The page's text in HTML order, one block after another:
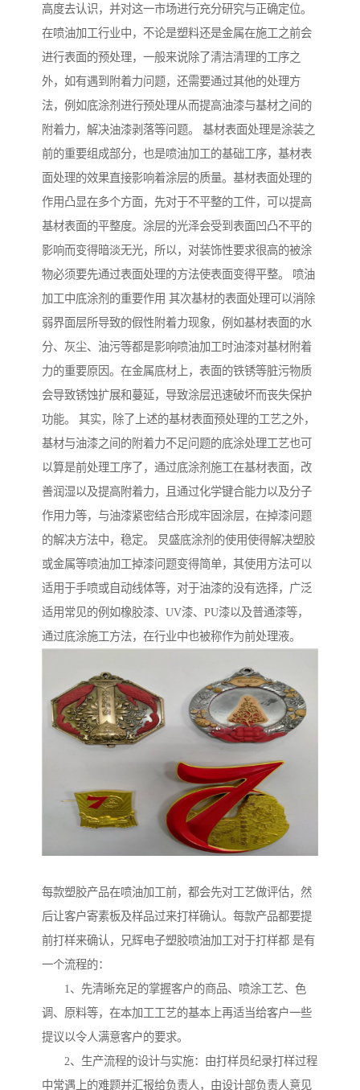
高度去认识，并对这一市场进行充分研究与正确定位。
在喷油加工行业中，不论是塑料还是金属在施工之前会
进行表面的预处理，一般来说除了清洁清理的工序之
外，如有遇到附着力问题，还需要通过其他的处理方
法，例如底涂剂进行预处理从而提高油漆与基材之间的
附着力，解决油漆剥落等问题。 基材表面处理是涂装之
前的重要组成部分，也是喷油加工的基础工序，基材表
面处理的效果直接影响着涂层的质量。基材表面处理的
作用凸显在多个方面，先对于不平整的工件，可以提高
基材表面的平整度。涂层的光泽会受到表面凹凸不平的
影响而变得暗淡无光，所以，对装饰性要求很高的被涂
物必须要先通过表面处理的方法使表面变得平整。 喷油
加工中底涂剂的重要作用 其次基材的表面处理可以消除
弱界面层所导致的假性附着力现象，例如基材表面的水
分、灰尘、油污等都是影响喷油加工时油漆对基材附着
力的重要原因。在金属底材上，表面的铁锈等脏污物质
会导致锈蚀扩展和蔓延，导致涂层迅速破坏而丧失保护
功能。 其实，除了上述的基材表面预处理的工艺之外，
基材与油漆之间的附着力不足问题的底涂处理工艺也可
以算是前处理工序了，通过底涂剂施工在基材表面，改
善润湿以及提高附着力，且通过化学键合能力以及分子
作用力等，与油漆紧密结合形成牢固涂层，在掉漆问题
的解决方法中，稳定。 炅盛底涂剂的使用使得解决塑胶
或金属等喷油加工掉漆问题变得简单，其使用方法可以
适用于手喷或自动线体等，对于油漆的没有选择，广泛
适用常见的例如橡胶漆、UV漆、PU漆以及普通漆等，
通过底涂施工方法，在行业中也被称作为前处理液。
每款塑胶产品在喷油加工前，都会先对工艺做评估，然
后让客户寄素板及样品过来打样确认。每款产品都要提
前打样来确认，兄辉电子塑胶喷油加工对于打样都 是有
一个流程的：
1、先清晰充足的掌握客户的商品、喷涂工艺、色
调、原料等，在本加工工艺的基本上再适当给客户一些
提议以令人满意客户的要求。
2、生产流程的设计与实施：由打样员纪录打样过程
中常遇上的难题并汇报给负责人，由设计部负责人意见